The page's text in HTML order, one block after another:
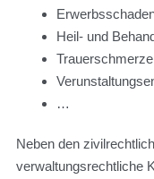
Heil- und
…
Neben den
verwaltungsrechtliche